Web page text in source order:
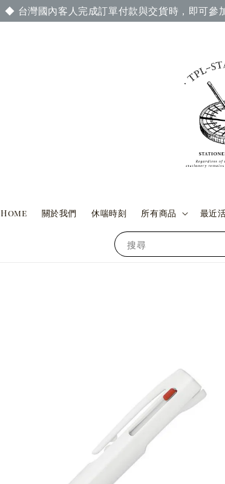
◆ 台灣國內客人完成訂單付款與交貨時，即可
搜尋
Home 關於我們 休喘時刻 所有商品 最近